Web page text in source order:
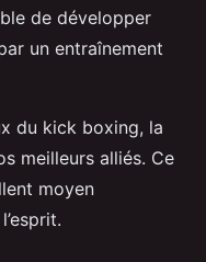
de développer
un entraînement
du kick boxing, la
meilleurs alliés. Ce
moyen